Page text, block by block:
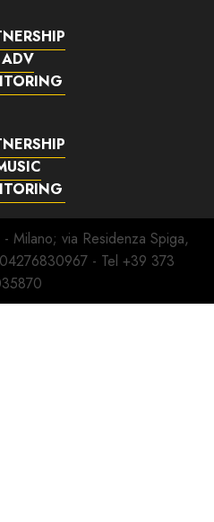
Milano; via Residenza Spiga,
- Tel +39 373